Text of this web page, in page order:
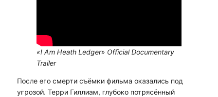
«I Am Heath Ledger» Official Documentary
Trailer
После его смерти съёмки фильма оказались под
угрозой. Терри Гиллиам, глубоко потрясённый